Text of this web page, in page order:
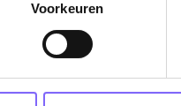
Voorkeuren